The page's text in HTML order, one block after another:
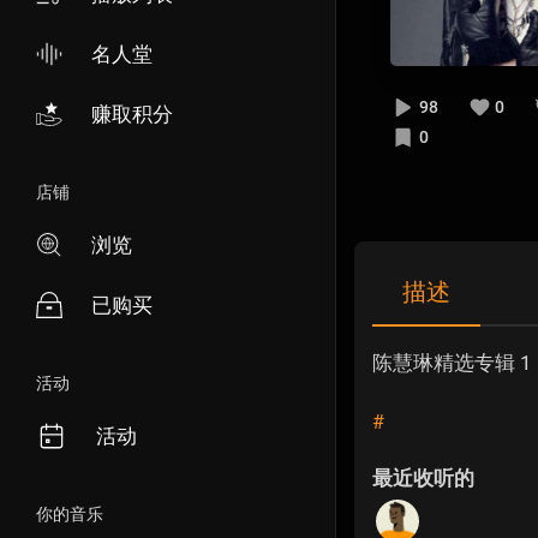
名人堂
赚取积分
店铺
浏览
已购买
活动
活动
你的音乐
98
0
0
描述
陈慧琳精选专辑 1
#
最近收听的